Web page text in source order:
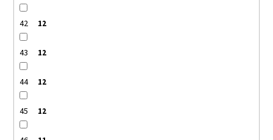
42 12
43 12
44 12
45 12